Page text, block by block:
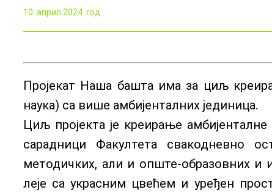
10. април 2024. год.
Пројекат Наша башта има за циљ
наука) са више амбијенталних јединица.
Циљ пројекта је креирање
сарадници Факултета свакодневно
методичких, али и опште-образовних и
леје са украсним цвећем и уређен